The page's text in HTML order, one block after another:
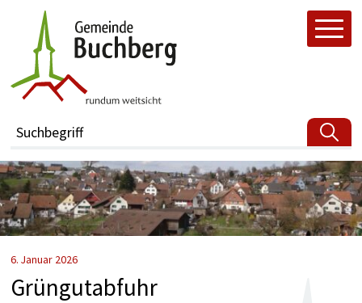
Navigieren in buchberg.ch
Schnellnavigation
Suchbegriff
Grüngutabfuhr
6. Januar 2026